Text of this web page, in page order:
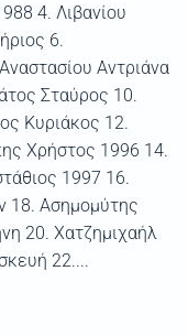
4. Λιβανίου
6.
Αντριάνα
Σταύρος 10.
Κυριάκος 12.
Χρήστος 1996 14.
1997 16.
18. Ασημομύτης
20. Χατζημιχαήλ
22....